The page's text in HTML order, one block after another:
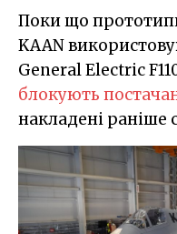
Поки що
KAAN
General Electric
блокують
накладені раніше